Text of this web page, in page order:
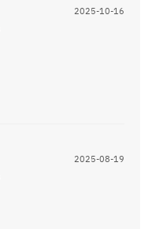
2025-10-16
2025-08-19